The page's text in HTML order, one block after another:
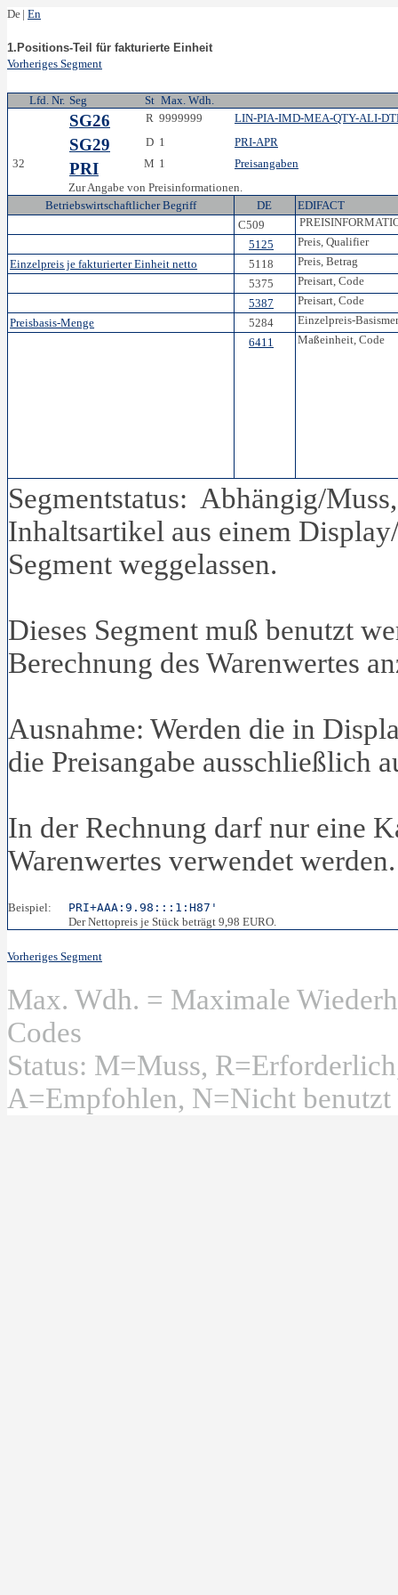
De | En
1.Positions-Teil für fakturierte Einheit
Vorheriges Segment
Lfd. Nr. Seg St Max. Wdh.
SG26 R 9999999 LIN-PIA-IMD-MEA-QTY-ALI-
SG29 D 1
PRI-APR
32
PRI M 1
Preisangaben
Zur Angabe von Preisinformationen.
Betriebswirtschaftlicher Begriff
DE
EDIFACT
C509
5125
Preis, Qualifier
Einzelpreis je fakturierter Einheit netto
5118
Preis, Betrag
5375
Preisart, Code
5387
Preisart, Code
Preisbasis-Menge
5284
Einzelpreis-
6411
Maßeinheit, Code
Segmentstatus: Abhängig/
Inhaltsartikel aus einem
Segment weggelassen.
Dieses Segment muß benutzt
Berechnung des Warenwertes
Ausnahme: Werden die in
die Preisangabe ausschließlich
In der Rechnung darf nur eine
Warenwertes verwendet werden.
Beispiel:
PRI+AAA:9.98:::1:H87'
Der Nettopreis je Stück beträgt 9,98 EURO.
Vorheriges Segment
Max. Wdh. = Maximale
Codes
Status: M=Muss,
A=Empfohlen, N=Nicht benutzt